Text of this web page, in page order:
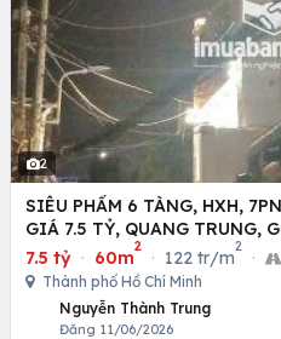
2
SIÊU PHẨM 6 TÀNG, HXH,
GIÁ 7.5 TỶ, QUANG TRUNG,
7.5 tỷ · 60m
2
· 122 tr/m
2
·
Thành phố Hồ Chí Minh
Nguyễn Thành Trung
Đăng 11/06/2026